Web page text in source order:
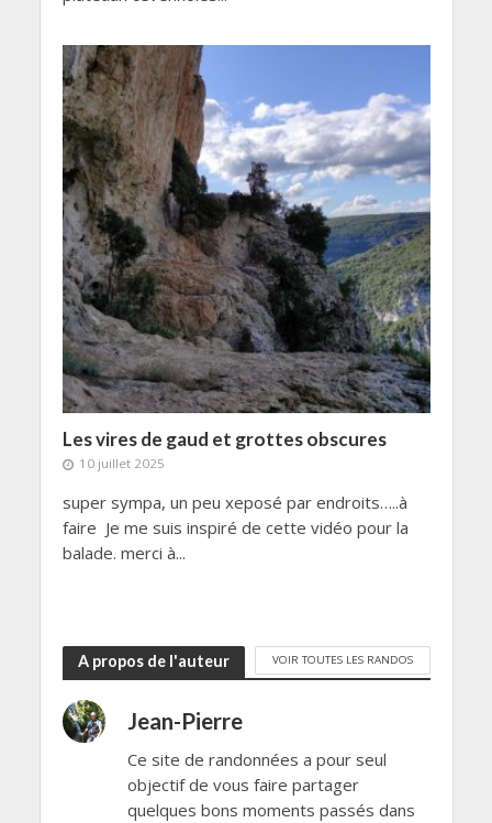
Les vires de gaud et grottes obscures
10 juillet 2025
super sympa, un peu xeposé par endroits…..à
faire Je me suis inspiré de cette vidéo pour la
balade. merci à...
A propos de l'auteur VOIR TOUTES LES RANDOS
Jean-Pierre
Ce site de randonnées a pour seul
objectif de vous faire partager
quelques bons moments passés dans